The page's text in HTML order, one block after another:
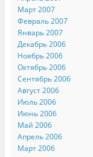
Март 2007
Февраль 2007
Январь 2007
Декабрь 2006
Ноябрь 2006
Октябрь 2006
Сентябрь 2006
Август 2006
Июль 2006
Июнь 2006
Май 2006
Апрель 2006
Март 2006